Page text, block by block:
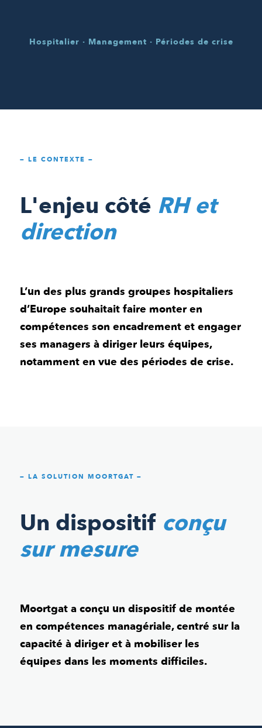
Hospitalier · Management · Périodes de crise
— LE CONTEXTE —
L'enjeu côté RH et
direction
L’un des plus grands groupes hospitaliers
d’Europe souhaitait faire monter en
compétences son encadrement et engager
ses managers à diriger leurs équipes,
notamment en vue des périodes de crise.
— LA SOLUTION MOORTGAT —
Un dispositif conçu
sur mesure
Moortgat a conçu un dispositif de montée
en compétences managériale, centré sur la
capacité à diriger et à mobiliser les
équipes dans les moments difficiles.